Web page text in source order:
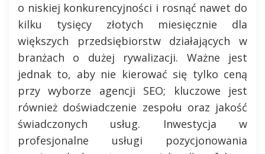
o niskiej konkurencyjności i rosnąć nawet do
kilku tysięcy złotych miesięcznie dla
większych przedsiębiorstw działających w
branżach o dużej rywalizacji. Ważne jest
jednak to, aby nie kierować się tylko ceną
przy wyborze agencji SEO; kluczowe jest
również doświadczenie zespołu oraz jakość
świadczonych usług. Inwestycja w
profesjonalne usługi pozycjonowania